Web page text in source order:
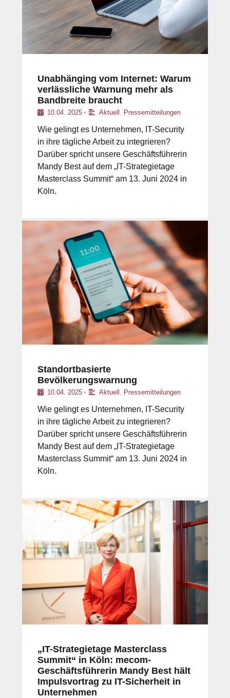
Unabhänging vom Internet: Warum
verlässliche Warnung mehr als
Bandbreite braucht
10.04. 2025 • Aktuell , Pressemitteilungen
Wie gelingt es Unternehmen, IT-Security
in ihre tägliche Arbeit zu integrieren?
Darüber spricht unsere Geschäftsführerin
Mandy Best auf dem „IT-Strategietage
Masterclass Summit“ am 13. Juni 2024 in
Köln.
Standortbasierte
Bevölkerungswarnung
10.04. 2025 • Aktuell , Pressemitteilungen
Wie gelingt es Unternehmen, IT-Security
in ihre tägliche Arbeit zu integrieren?
Darüber spricht unsere Geschäftsführerin
Mandy Best auf dem „IT-Strategietage
Masterclass Summit“ am 13. Juni 2024 in
Köln.
„IT-Strategietage Masterclass
Summit“ in Köln: mecom-
Geschäftsführerin Mandy Best hält
Impulsvortrag zu IT-Sicherheit in
Unternehmen